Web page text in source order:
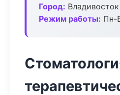
Город: Владивосток
Режим работы: Пн-